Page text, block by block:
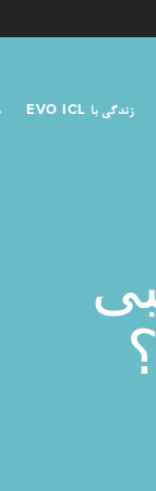
زندگی با EVO ICL